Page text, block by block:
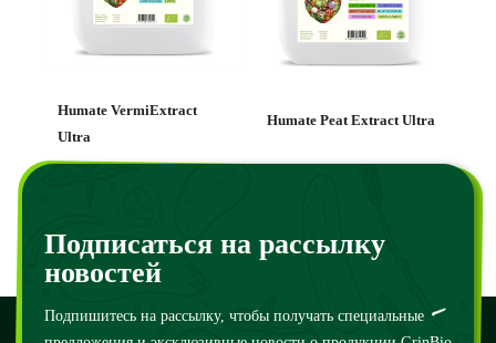
Humate VermiExtract
Ultra
Humate Peat Extract Ultra
Подписаться на рассылку
новостей
Подпишитесь на рассылку, чтобы получать специальные